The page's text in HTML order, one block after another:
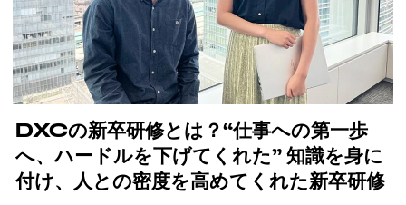
DXCの新卒研修とは？“仕事への第一歩
へ、ハードルを下げてくれた” 知識を身に
付け、人との密度を高めてくれた新卒研修